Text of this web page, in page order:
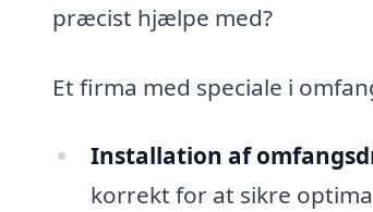
præcist hjælpe med?
Et firma med speciale i
Installation af
korrekt for at sikre